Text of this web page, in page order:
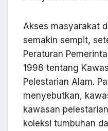
Akses masyarakat
semakin sempit,
Peraturan
1998 tentang
Pelestarian Alam.
menyebutkan,
kawasan
koleksi tumbuhan